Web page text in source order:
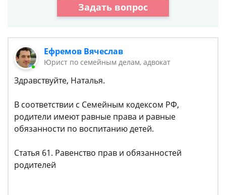
Задать вопрос
Ефремов Вячеслав
Юрист по семейным делам, адвокат
Здравствуйте, Наталья.
В соответствии с Семейным кодексом РФ,
родители имеют равные права и равные
обязанности по воспитанию детей.
Статья 61. Равенство прав и обязанностей
родителей